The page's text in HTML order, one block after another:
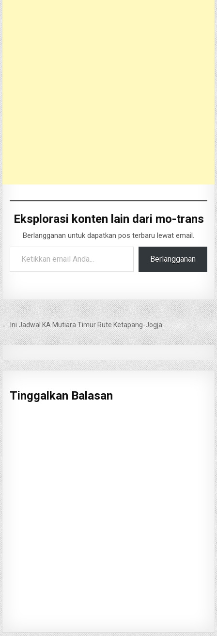
Eksplorasi konten lain dari mo-trans
Berlangganan untuk dapatkan pos terbaru lewat email.
Ketikkan email Anda...
Berlangganan
Navigasi
pos
← Ini Jadwal KA Mutiara Timur Rute Ketapang-Jogja
Tinggalkan Balasan